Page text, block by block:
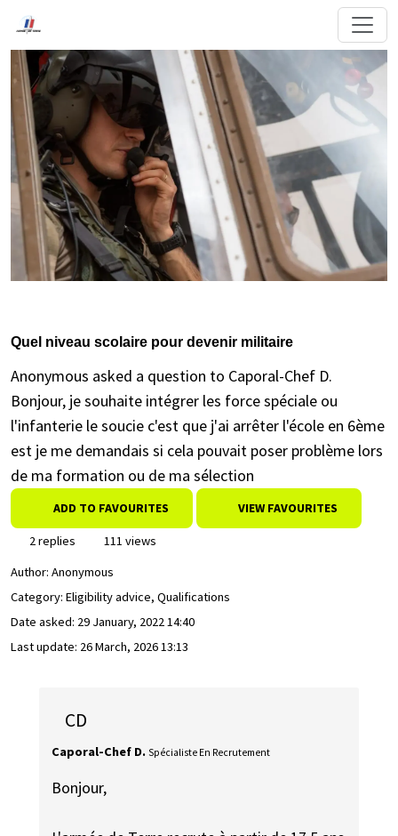
Quel niveau scolaire pour devenir militaire
Anonymous asked a question to Caporal-Chef D.
Bonjour, je souhaite intégrer les force spéciale ou
l'infanterie le soucie c'est que j'ai arrêter l'école en 6ème
est je me demandais si cela pouvait poser problème lors
de ma formation ou de ma sélection
ADD TO FAVOURITES VIEW FAVOURITES
2 replies
111 views
Author: Anonymous
Category: Eligibility advice, Qualifications
Date asked: 29 January, 2022 14:40
Last update: 26 March, 2026 13:13
CD
Caporal-Chef D. Spécialiste En Recrutement
Bonjour,